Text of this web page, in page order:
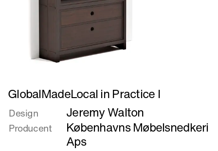
Læs
mere
om
GlobalMadeLocal
in
GlobalMadeLocal in Practice I
Design Jeremy Walton
Producent
Københavns Møbelsnedkeri
Aps